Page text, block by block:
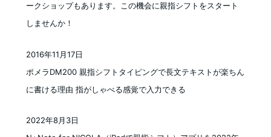
ークショップもあります。この機会に親指シフトをスタート
しませんか！
ポメラDM200 親指シフトタイピングで長文テキストが楽ちん
に書ける理由 指がしゃべる感覚で入力できる
2016年11月17日
2022年8月3日